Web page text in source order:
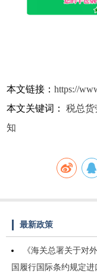
本文链接：https://
本文关键词：税总货
知
最新政策
《海关总署关于对
国履行国际条约规定